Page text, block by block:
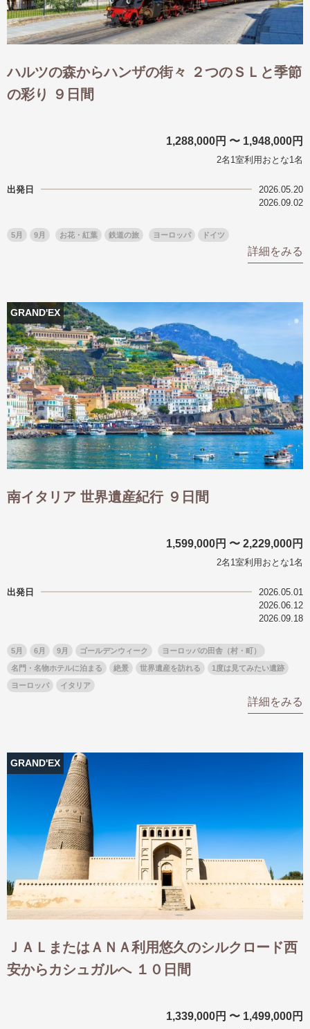
ハルツの森からハンザの街々 ２つのＳＬと季節
の彩り ９日間
1,288,000円 〜 1,948,000円
2名1室利用おとな1名
出発日
2026.05.20
2026.09.02
5月 9月 お花・紅葉 鉄道の旅 ヨーロッパ ドイツ
詳細をみる
GRAND'EX
南イタリア 世界遺産紀行 ９日間
1,599,000円 〜 2,229,000円
2名1室利用おとな1名
出発日
2026.05.01
2026.06.12
2026.09.18
5月 6月 9月 ゴールデンウィーク ヨーロッパの田舎（村・町）
名門・名物ホテルに泊まる 絶景 世界遺産を訪れる 1度は見てみたい遺跡
ヨーロッパ イタリア
詳細をみる
GRAND'EX
ＪＡＬまたはＡＮＡ利用悠久のシルクロード西
安からカシュガルへ １０日間
1,339,000円 〜 1,499,000円